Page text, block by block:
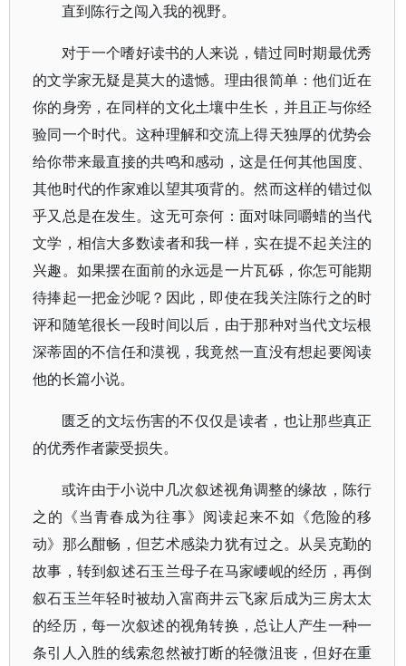
直到陈行之闯入我的视野。
对于一个嗜好读书的人来说，错过同时期最优秀
的文学家无疑是莫大的遗憾。理由很简单：他们近在
你的身旁，在同样的文化土壤中生长，并且正与你经
验同一个时代。这种理解和交流上得天独厚的优势会
给你带来最直接的共鸣和感动，这是任何其他国度、
其他时代的作家难以望其项背的。然而这样的错过似
乎又总是在发生。这无可奈何：面对味同嚼蜡的当代
文学，相信大多数读者和我一样，实在提不起关注的
兴趣。如果摆在面前的永远是一片瓦砾，你怎可能期
待捧起一把金沙呢？因此，即使在我关注陈行之的时
评和随笔很长一段时间以后，由于那种对当代文坛根
深蒂固的不信任和漠视，我竟然一直没有想起要阅读
他的长篇小说。
匮乏的文坛伤害的不仅仅是读者，也让那些真正
的优秀作者蒙受损失。
或许由于小说中几次叙述视角调整的缘故，陈行
之的《当青春成为往事》阅读起来不如《危险的移
动》那么酣畅，但艺术感染力犹有过之。从吴克勤的
故事，转到叙述石玉兰母子在马家崾岘的经历，再倒
叙石玉兰年轻时被劫入富商井云飞家后成为三房太太
的经历，每一次叙述的视角转换，总让人产生一种一
条引人入胜的线索忽然被打断的轻微沮丧，但好在重